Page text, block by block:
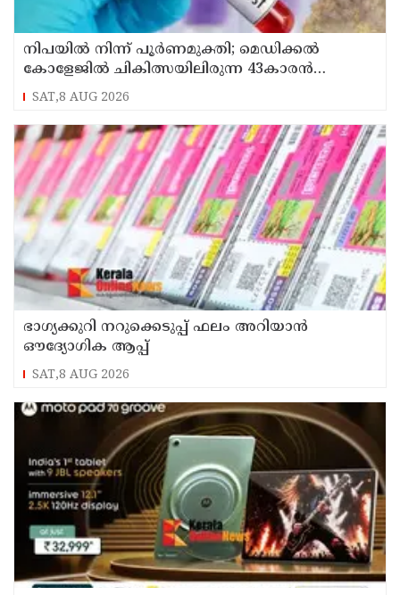
നിപയിൽ നിന്ന് പൂർണമുക്തി; മെഡിക്കൽ
കോളേജിൽ ചികിത്സയിലിരുന്ന 43കാരൻ
വീട്ടിലേക്ക് മടങ്ങി
SAT,8 AUG 2026
ഭാഗ്യക്കുറി നറുക്കെടുപ്പ് ഫലം അറിയാൻ
ഔദ്യോഗിക ആപ്പ്
SAT,8 AUG 2026